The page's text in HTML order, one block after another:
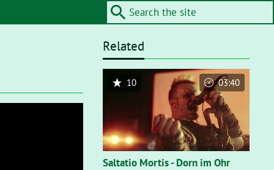
Related
Saltatio Mortis - Dorn im Ohr
10 03:40